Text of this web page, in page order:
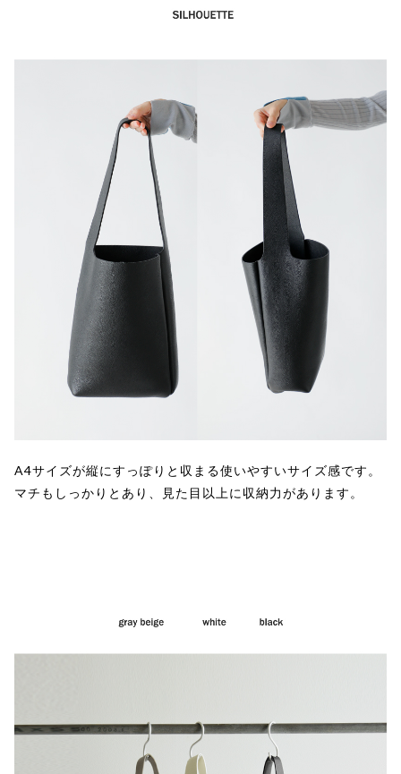
A4サイズが縦にすっぽりと収まる使いやすいサイズ感です。
マチもしっかりとあり、見た目以上に収納力があります。